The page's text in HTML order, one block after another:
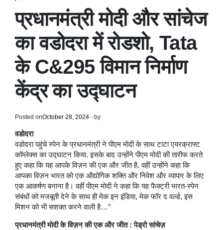
प्रधानमंत्री मोदी और सांचेज
का वडोदरा में रोडशो, Tata
के C&295 विमान निर्माण
केंद्र का उद्घाटन
Posted onOctober 28, 2024 by
वडोदरा
वडोदरा पहुंचे स्पेन के प्रधानमंत्री ने पीएम मोदी के साथ टाटा एयरक्राफ्ट
कॉम्लेक्स का उद्घाटन किया. इसके बाद उन्होंने पीएम मोदी की तारीफ करते
हुए कहा कि यह आपके विज़न की एक और जीत है. वहीं उन्होंने कहा कि
आपका विज़न भारत को एक औद्योगिक शक्ति और निवेश और व्यापार के लिए
एक आकर्षण बनाना है। वहीं पीएम मोदी ने कहा कि यह फैक्ट्री भारत-स्पेन
संबंधों को मजबूती देने के साथ ही मेक इन इंडिया, मेक फॉर द वर्ल्ड, इस
मिशन को भी सशक्त करने वाली है…”
प्रधानमंत्री मोदी के विज़न की एक और जीत : पेड्रो सांचेज़